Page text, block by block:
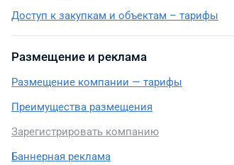
Доступ к закупкам и объектам – тарифы
Размещение и реклама
Размещение компании — тарифы
Преимущества размещения
Зарегистрировать компанию
Баннерная реклама